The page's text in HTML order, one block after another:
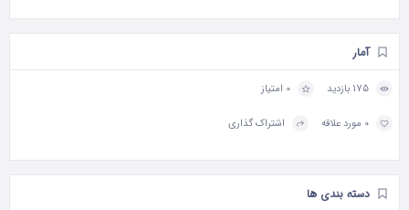
آمار
175 بازدید 0 امتیاز
0 مورد علاقه اشتراک گذاری
دسته بندی ها